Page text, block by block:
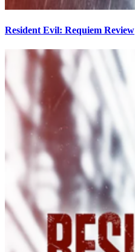
Resident Evil: Requiem Review